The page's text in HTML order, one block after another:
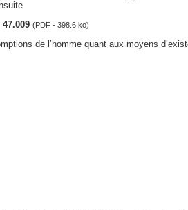
(PDF - 398.6 ko)
de l’homme quant aux moyens